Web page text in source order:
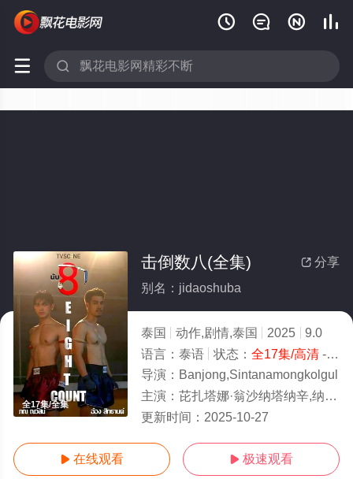
   
 
全17集/全集
 分享
击倒数八(全集)
别名：jidaoshuba
泰国 动作,剧情,泰国 2025
9.0
语言： 泰语 状态： 全17集/高清- 免费在线观看
导演： Banjong,Sintanamongkolgul
主演： 芘扎塔娜·翁沙纳塔纳辛,纳瓦希·普潘塔奇斯,昂滃·斯缇谭,纳塔吾·斯金杰,塔拉·提帕,阿披南·普拉瑟瓦塔纳坤,那特澹尼缇·派啦迪瑅谭,贾卡
更新时间： 2025-10-27
 在线观看  极速观看